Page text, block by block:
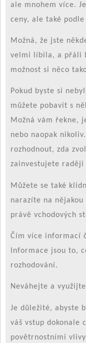
ale mnohem více.
ceny, ale také
Možná, že jste
velmi líbila, a přáli
možnost si něco
Pokud byste si
můžete pobavit s
Možná vám řekne,
nebo naopak
rozhodnout, zda
zainvestujete raději
Můžete se také
narazíte na
právě vchodových
Čím více informací
Informace jsou to,
rozhodování.
Neváhejte a
Je důležité, abyste
váš vstup dokonale
povětrnostními